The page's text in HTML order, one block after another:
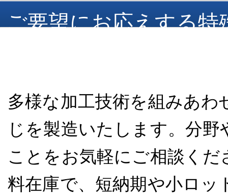
ご要望にお応えする
多様な加工技術を組みあ
じを製造いたします。分
ことをお気軽にご相談く
料在庫で、短納期や小ロ